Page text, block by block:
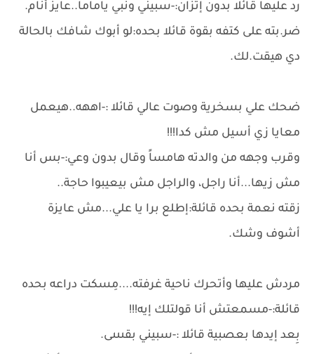
رد عليها قائلا بدون إتزان:-سبيني ونبي ياماما..عايز أنام.
ضر.بته على كتفه بقوة قائلا بحده:لو أبوك شافك بالحالة
دي هيقت.لك.
ضحك علي بسخرية وصوت عالي قائلا :-اههه..هيعمل
معايا زي أسيل مش كدا!!!
وقرب وجهه من والدته هامساً وقال بدون وعي:-بس أنا
مش زيها...أنا راجل، والراجل مش بيعيبوا حاجة..
زقته نعمة بحده قائلة:إطلع برا يا علي...مش عايزة
أشوف وشك.
مردش عليها وأتحرك ناحية غرفته....مِسكت دراعه بحده
قائلة:-مسمعتش أنا قولتلك إيه!!!
بِعد إيدها بعصبية قائلا :-سبيني بقىىىى.